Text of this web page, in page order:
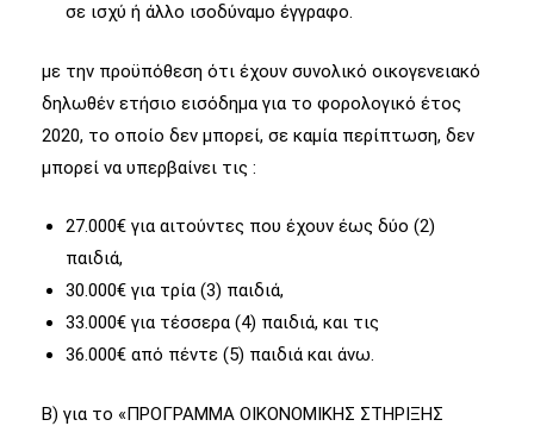
σε ισχύ ή άλλο ισοδύναμο έγγραφο.
με την προϋπόθεση ότι έχουν συνολικό οικογενειακό
δηλωθέν ετήσιο εισόδημα για το φορολογικό έτος
2020, το οποίο δεν μπορεί, σε καμία περίπτωση, δεν
μπορεί να υπερβαίνει τις :
27.000€ για αιτούντες που έχουν έως δύο (2)
παιδιά,
30.000€ για τρία (3) παιδιά,
33.000€ για τέσσερα (4) παιδιά, και τις
36.000€ από πέντε (5) παιδιά και άνω.
Β) για το «ΠΡΟΓΡΑΜΜΑ ΟΙΚΟΝΟΜΙΚΗΣ ΣΤΗΡΙΞΗΣ